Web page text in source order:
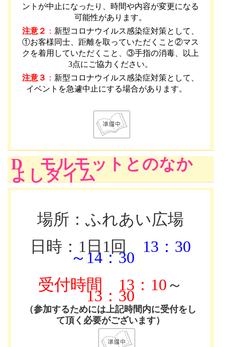
ントが中止になったり、時間や内容が変更になる
可能性があります。
注意２ ： 新型コロナウイルス感染症対策として、
①お客様同士、距離を取っていただくこと②マス
クを着用していただくこと、③手指の消毒、以上
3点にご協力ください。
注意３ ： 新型コロナウイルス感染症対策として、
イベントを急遽中止にする場合があります。
D モルモットとのなか
よしタイム
場所：ふれあい広場
日時：1日1回
13：30
～14：30
受付時間
13：10～
13：30
（参加するためには上記時間内に受付をし
て頂く必要がございます）